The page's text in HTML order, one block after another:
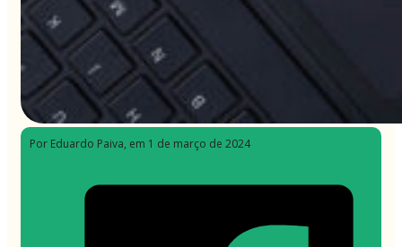
Por Eduardo Paiva, em 1 de março de 2024